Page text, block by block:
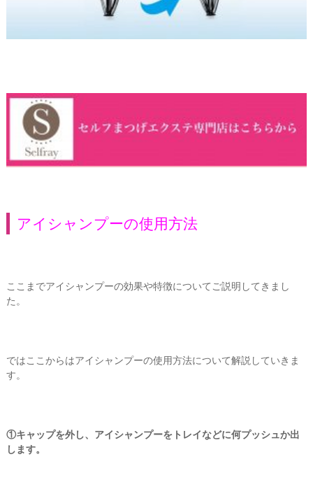
アイシャンプーの使用方法
ここまでアイシャンプーの効果や特徴についてご説明してきまし
た。
ではここからはアイシャンプーの使用方法について解説していきま
す。
①キャップを外し、アイシャンプーをトレイなどに何プッシュか出
します。